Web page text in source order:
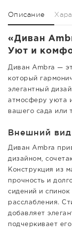
Описание
«Диван
Уют и
Диван Ambra —
который
элегантный
атмосферу уюта
вашего сада или
Внешний
Диван Ambra
дизайном,
Конструкция из
прочность и
сидений и
расслабления.
добавляет
подчеркивает